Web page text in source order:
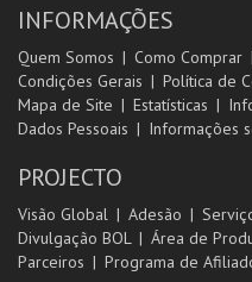
INFORMAÇÕES
Quem Somos Como Comprar
Condições Gerais
Política de
Mapa de Site
Estatísticas
Dados Pessoais
Informações
PROJECTO
Visão Global Adesão
Divulgação BOL
Área de
Parceiros
Programa de